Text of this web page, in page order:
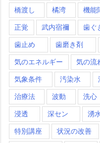
橋渡し 橘湾 機能
正覚 武内宿禰 歯ぐ
歯止め 歯磨き剤
気のエネルギー 気の流
気象条件 汚染水
治療法 波動 洗心
浸透 深セン 湧
特別講座 状況の改善